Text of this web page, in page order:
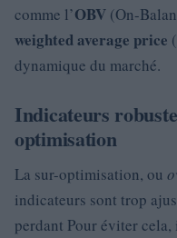
comme l’OBV (On-
weighted average price
dynamique du marché.
Indicateurs
optimisation
La sur-optimisation, ou
indicateurs sont trop
perdant Pour éviter